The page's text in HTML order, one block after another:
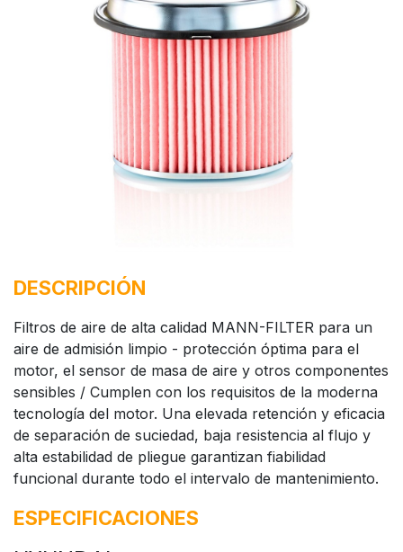
DESCRIPCIÓN
Filtros de aire de alta calidad MANN-FILTER para un
aire de admisión limpio - protección óptima para el
motor, el sensor de masa de aire y otros componentes
sensibles / Cumplen con los requisitos de la moderna
tecnología del motor. Una elevada retención y eficacia
de separación de suciedad, baja resistencia al flujo y
alta estabilidad de pliegue garantizan fiabilidad
funcional durante todo el intervalo de mantenimiento.
ESPECIFICACIONES